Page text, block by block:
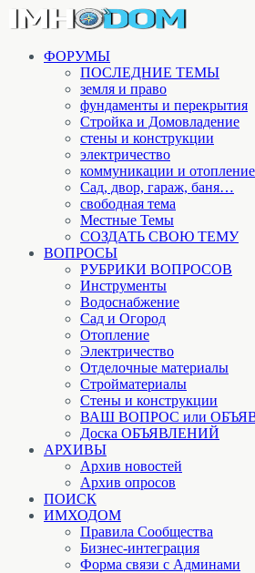
ФОРУМЫ
ПОСЛЕДНИЕ ТЕМЫ
земля и право
фундаменты и перекрытия
Стройка и Домовладение
стены и конструкции
электричество
коммуникации и отопление
Cад, двор, гараж, баня…
свободная тема
Местные Темы
СОЗДАТЬ СВОЮ ТЕМУ
ВОПРОСЫ
РУБРИКИ ВОПРОСОВ
Инструменты
Водоснабжение
Сад и Огород
Отопление
Электричество
Отделочные материалы
Стройматериалы
Стены и конструкции
ВАШ ВОПРОС или
Доска ОБЪЯВЛЕНИЙ
АРХИВЫ
Архив новостей
Архив опросов
ПОИСК
ИМХОДОМ
Правила Сообщества
Бизнес-интеграция
Форма связи с Админами